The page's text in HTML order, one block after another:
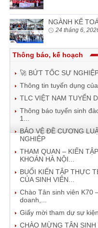
NGÀNH KẾ
24 tháng 6,
Thông báo, kế hoạch
🚀 BỨT TỐC SỰ
Thông tin tuyển dụng
TLC VIỆT NAM TUYỂN
Thông báo tuyển sinh
1...
BẢO VỆ ĐỀ CƯƠNG
NGHIỆP
THAM QUAN – KIẾN
KHOÁN HÀ NỘI...
BUỔI KIẾN TẬP THỰC
CỦA SINH VIÊN...
Chào Tân sinh viên K70
doanh,...
Giấy mời tham dự sự
CHÀO MỪNG TÂN SINH